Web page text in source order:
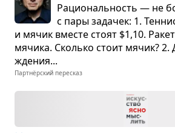
Раци­о­наль­ность — не
с пары зада­чек: 1.
и мячик вме­сте стоят $1,10.
мячика. Сколько стоит мячик?
жде­ния...
Партнёрский пересказ